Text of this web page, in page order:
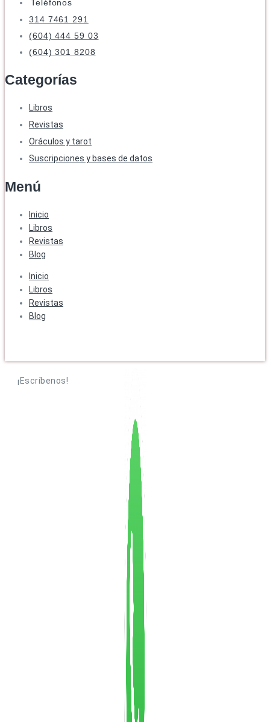
Teléfonos
314 7461 291
(604) 444 59 03
(604) 301 8208
Categorías
Libros
Revistas
Oráculos y tarot
Suscripciones y bases de datos
Menú
Inicio
Libros
Revistas
Blog
Inicio
Libros
Revistas
Blog
¡Escríbenos!